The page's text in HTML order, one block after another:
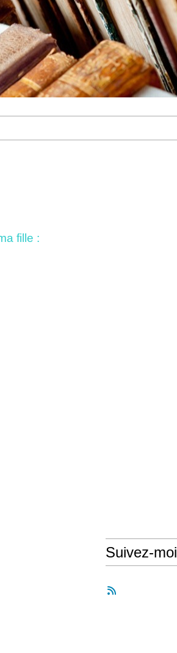
fille :
Suivez-moi